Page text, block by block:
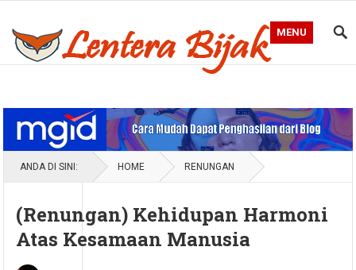
MENU
ANDA DI SINI: HOME RENUNGAN
(Renungan) Kehidupan Harmoni
Atas Kesamaan Manusia